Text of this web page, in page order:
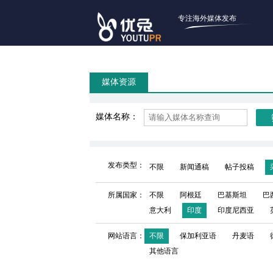
专注海外媒体发布
媒体资源
媒体名称：
发布类型： 不限 新闻通稿 帖子投稿
所属国家： 不限 阿根廷 巴基斯坦
巴
意大利
印度 印度尼西亚
网站语言： 不限 保加利亚语 丹麦语
其他语言